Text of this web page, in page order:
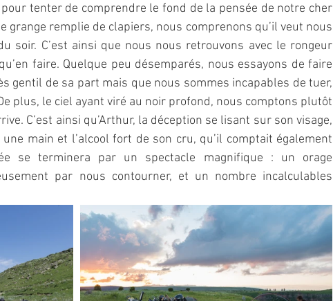
tenter de comprendre le fond de la pensée de notre cher
grange remplie de clapiers, nous comprenons qu’il veut nous
soir. C’est ainsi que nous nous retrouvons avec le rongeur
faire. Quelque peu désemparés, nous essayons de faire
gentil de sa part mais que nous sommes incapables de tuer,
plus, le ciel ayant viré au noir profond, nous comptons plutôt
C’est ainsi qu’Arthur, la déception se lisant sur son visage,
main et l’alcool fort de son cru, qu’il comptait également
se terminera par un spectacle magnifique : un orage
par nous contourner, et un nombre incalculables